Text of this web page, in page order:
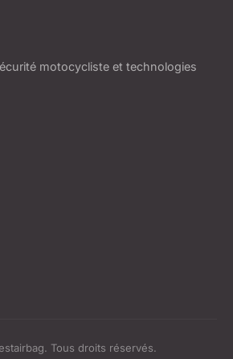
motocycliste et technologies
Tous droits réservés.